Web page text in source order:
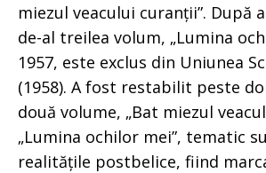
miezul veacului curanții”. După
de-al treilea volum, „Lumina
1957, este exclus din Uniunea
(1958). A fost restabilit peste
două volume, „Bat miezul
„Lumina ochilor mei”, tematic
realitățile postbelice, fiind